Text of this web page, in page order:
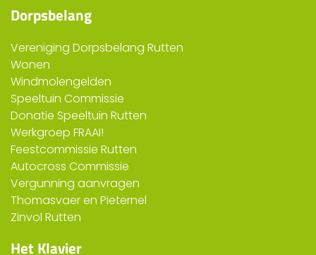
Dorpsbelang
Vereniging Dorpsbelang Rutten
Wonen
Windmolengelden
Speeltuin Commissie
Donatie Speeltuin Rutten
Werkgroep FRAAI!
Feestcommissie Rutten
Autocross Commissie
Vergunning aanvragen
Thomasvaer en Pieternel
Zinvol Rutten
Het Klavier